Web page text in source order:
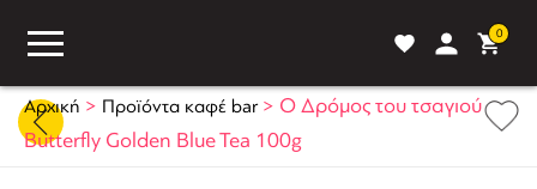
0
Αρχική > Προϊόντα καφέ bar> Ο Δρόμος του τσαγιού
Butterfly Golden Blue Tea 100g